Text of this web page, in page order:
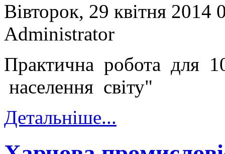
Вівторок, 29 квітня 2014
Administrator
Практична робота для
населення світу"
Детальніше...